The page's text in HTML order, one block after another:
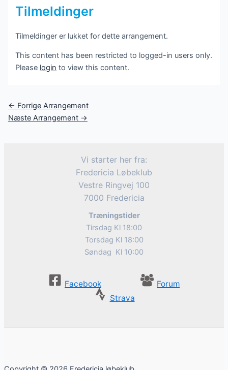
Tilmeldinger
Tilmeldinger er lukket for dette arrangement.
This content has been restricted to logged-in users only.
Please login to view this content.
Post
navigation
← Forrige Arrangement
Næste Arrangement →
Vi starter her fra:
Fredericia Løbeklub
Vestre Ringvej 100
7000 Fredericia
Træningstider
Tirsdag Kl 18:00
Torsdag Kl 18:00
Søndag Kl 10:00
Facebook
Forum
Strava